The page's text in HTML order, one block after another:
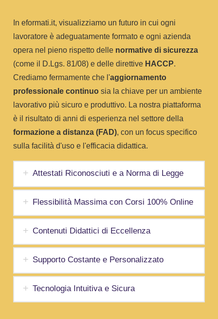
In eformati.it, visualizziamo un futuro in cui ogni
lavoratore è adeguatamente formato e ogni azienda
opera nel pieno rispetto delle normative di sicurezza
(come il D.Lgs. 81/08) e delle direttive HACCP.
Crediamo fermamente che l'aggiornamento
professionale continuo sia la chiave per un ambiente
lavorativo più sicuro e produttivo. La nostra piattaforma
è il risultato di anni di esperienza nel settore della
formazione a distanza (FAD), con un focus specifico
sulla facilità d'uso e l'efficacia didattica.
Attestati Riconosciuti e a Norma di Legge
Flessibilità Massima con Corsi 100% Online
Contenuti Didattici di Eccellenza
Supporto Costante e Personalizzato
Tecnologia Intuitiva e Sicura